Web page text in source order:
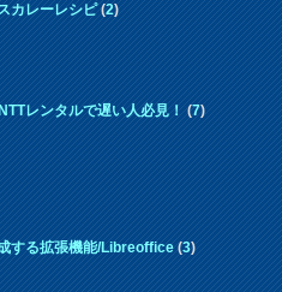
カレーレシピ(2)
レンタルで遅い人必見！(7)
する拡張機能/Libreoffice(3)